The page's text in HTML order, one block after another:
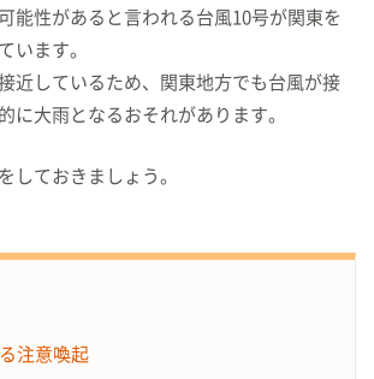
能性があると言われる台風10号が関東を
います。
近しているため、関東地方でも台風が接
に大雨となるおそれがあります。
しておきましょう。
注意喚起